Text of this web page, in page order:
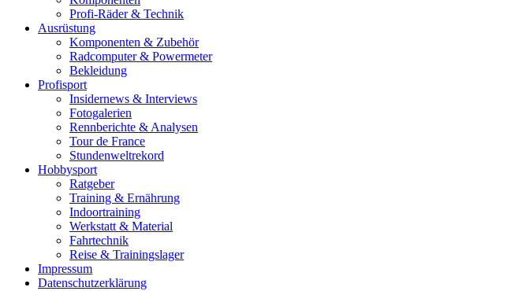
Profi-Räder & Technik
Ausrüstung
Komponenten & Zubehör
Radcomputer & Powermeter
Bekleidung
Profisport
Insidernews & Interviews
Fotogalerien
Rennberichte & Analysen
Tour de France
Stundenweltrekord
Hobbysport
Ratgeber
Training & Ernährung
Indoortraining
Werkstatt & Material
Fahrtechnik
Reise & Trainingslager
Impressum
Datenschutzerklärung